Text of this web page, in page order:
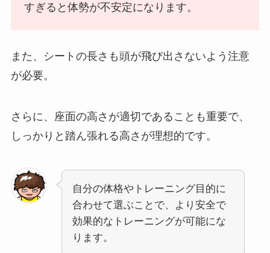
すぎると体勢が不安定になります。
また、シートの長さも頭が飛び出さないよう注意
が必要。
さらに、座面の高さが適切であることも重要で、
しっかりと踏ん張れる高さが理想的です。
自分の体格やトレーニング目的に
合わせて選ぶことで、より安全で
効果的なトレーニングが可能にな
ります。